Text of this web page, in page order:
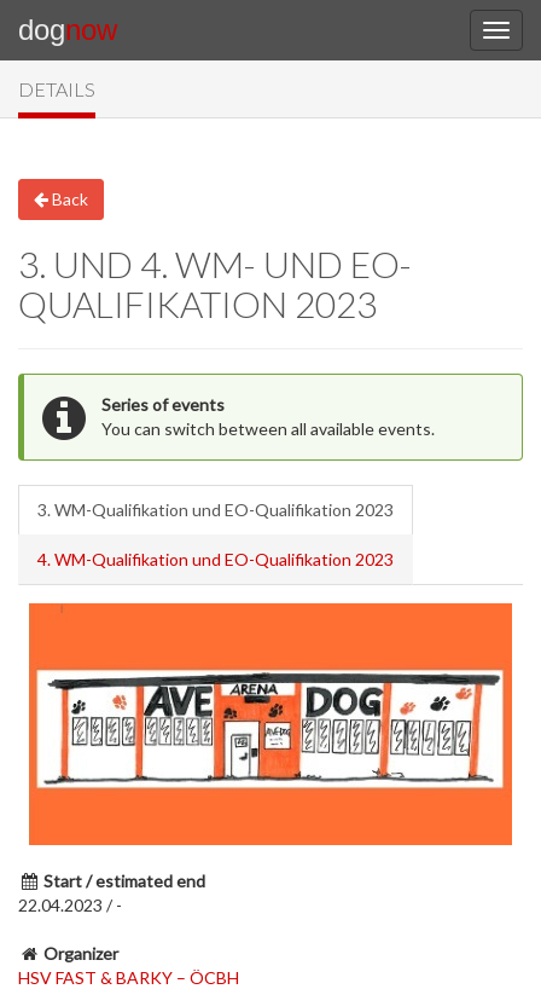
dognow
DETAILS
Back
3. UND 4. WM- UND EO-
QUALIFIKATION 2023
Series of events
You can switch between all available events.
3. WM-Qualifikation und EO-Qualifikation 2023
4. WM-Qualifikation und EO-Qualifikation 2023
Start / estimated end
22.04.2023 / -
Organizer
HSV FAST & BARKY – ÖCBH